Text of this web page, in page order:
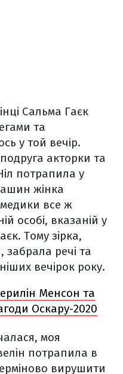
Сальма Гаєк
та
у той вечір.
акторки та
потрапила у
жінка
все ж
особі, вказаній у
Тому зірка,
забрала речі та
вечірок року.
Менсон та
Оскару-2020
моя
потрапила в
вирушити